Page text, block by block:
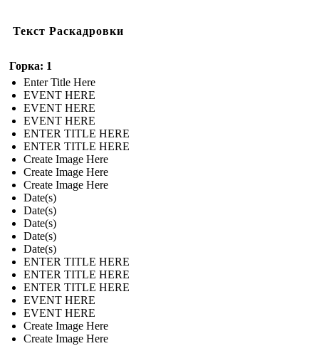
Текст Раскадровки
Горка: 1
Enter Title Here
EVENT HERE
EVENT HERE
EVENT HERE
ENTER TITLE HERE
ENTER TITLE HERE
Create Image Here
Create Image Here
Create Image Here
Date(s)
Date(s)
Date(s)
Date(s)
Date(s)
ENTER TITLE HERE
ENTER TITLE HERE
ENTER TITLE HERE
EVENT HERE
EVENT HERE
Create Image Here
Create Image Here